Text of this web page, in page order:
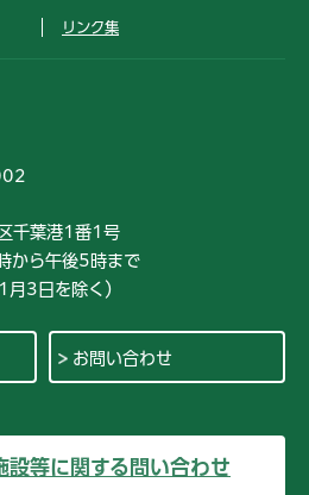
リンク集
千葉港1番1号
から午後5時まで
3日を除く）
お問い合わせ
設等に関する問い合わせ